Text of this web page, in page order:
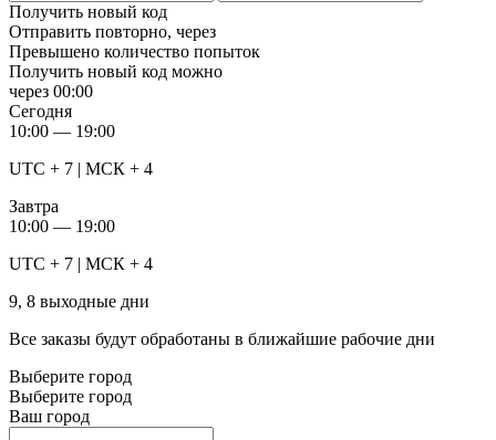
Получить новый код
Отправить повторно, через
Превышено количество попыток
Получить новый код можно
через 00:00
Сегодня
10:00 — 19:00
UTC + 7 | МСК + 4
Завтра
10:00 — 19:00
UTC + 7 | МСК + 4
9, 8 выходные дни
Все заказы будут обработаны в ближайшие рабочие дни
Выберите город
Выберите город
Ваш город